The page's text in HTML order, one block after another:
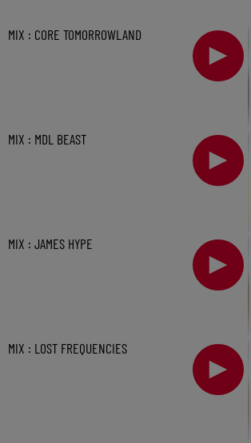
MIX : CORE TOMORROWLAND
MIX : MDL BEAST
MIX : JAMES HYPE
MIX : LOST FREQUENCIES